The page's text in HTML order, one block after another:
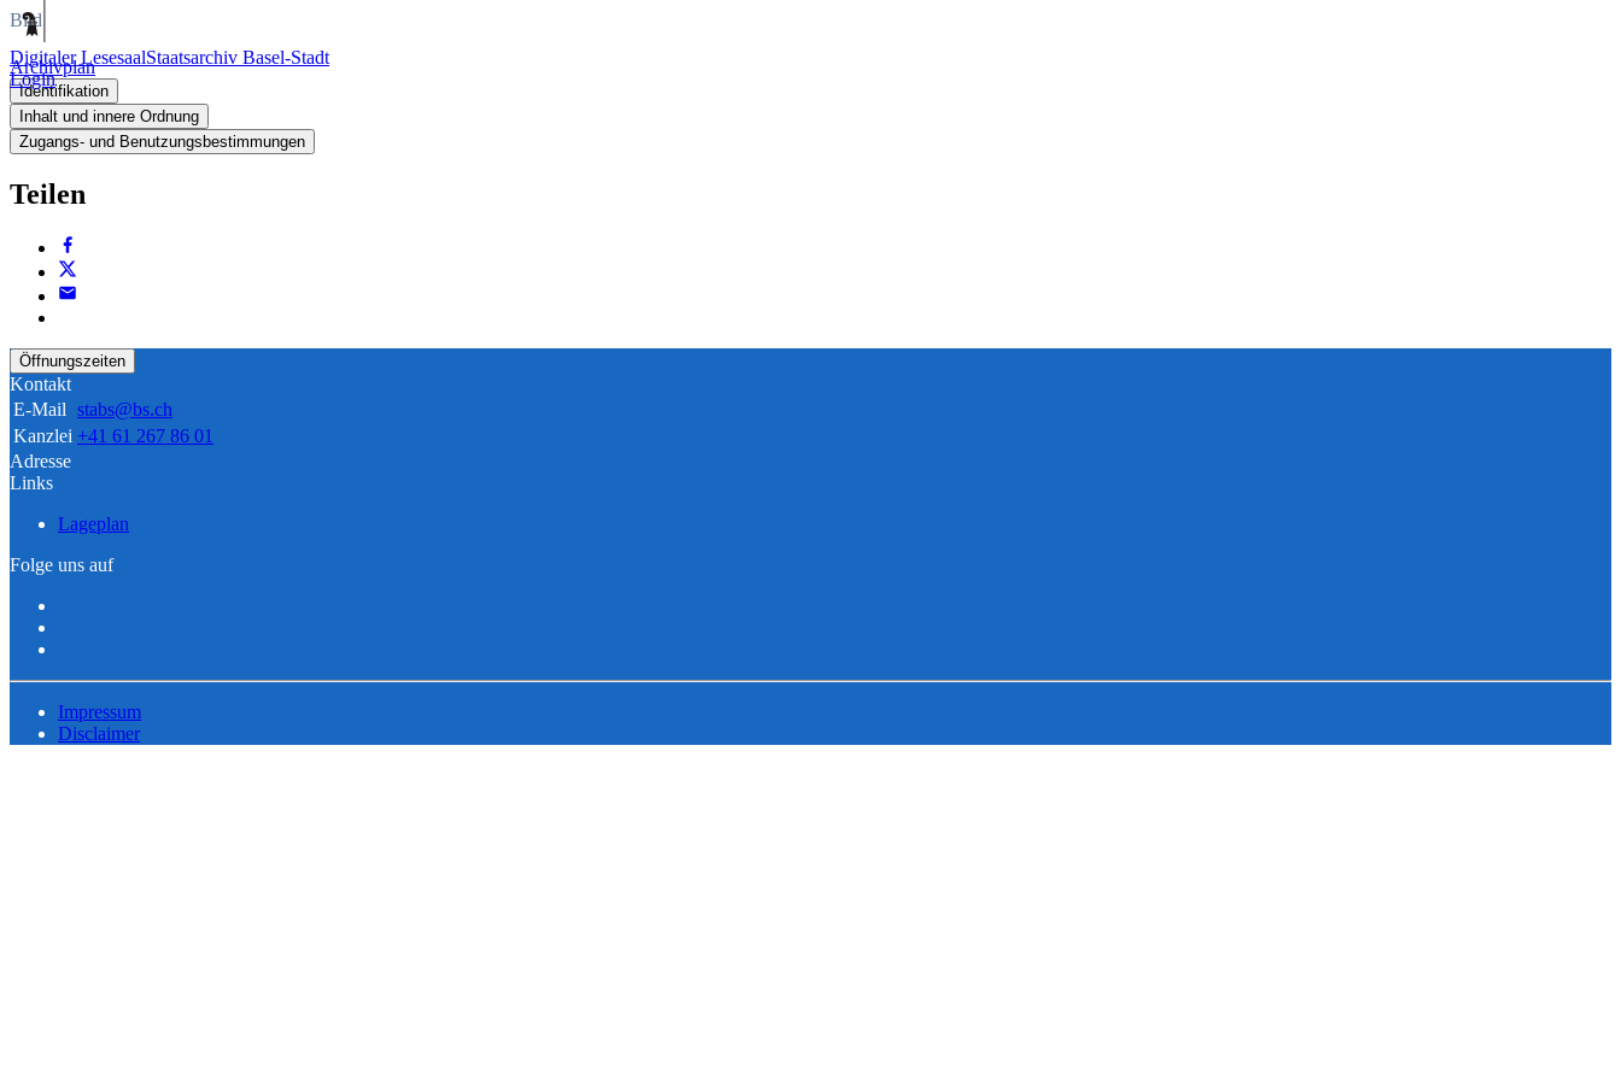
Digitaler LesesaalStaatsarchiv Basel-Stadt
Login
Bild
Archivplan
Identifikation
Inhalt und innere Ordnung
Zugangs- und Benutzungsbestimmungen
Teilen
Öffnungszeiten
Kontakt
E-Mail stabs@bs.ch
Kanzlei +41 61 267 86 01
Adresse
Links
Lageplan
Folge uns auf
Impressum
Disclaimer